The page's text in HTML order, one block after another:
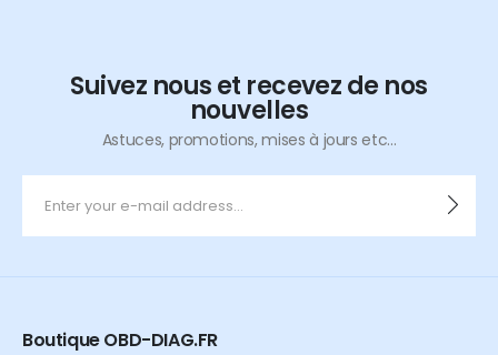
Suivez nous et recevez de nos
nouvelles
Astuces, promotions, mises à jours etc...
Boutique OBD-DIAG.FR